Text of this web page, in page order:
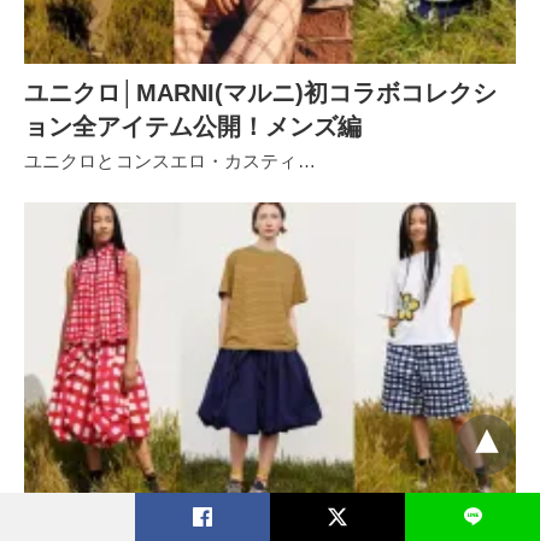
ユニクロ│MARNI(マルニ)初コラボコレクシ
ョン全アイテム公開！メンズ編
ユニクロとコンスエロ・カスティ…
ユニクロ│MARNI(マルニ)初コラボコレクシ
L